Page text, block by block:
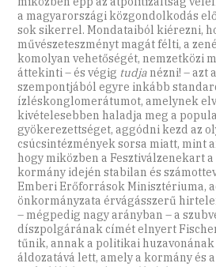
a magyarországi közgondolkodás
sok sikerrel. Mondataiból kiérezni,
művészeteszményt magát félti, a
komolyan vehetőségét, nemzetközi
áttekinti – és végig tudjanézni! – azt
szempontjából egyre inkább
ízléskonglomerátumot, amelynek
kivételesebben haladja meg a
gyökerezettséget, aggódni kezd az
csúcsintézmények sorsa miatt, mint
hogy miközben a Fesztiválzenekart
kormány idején stabilan és
Emberi Erőforrások Minisztériuma,
önkormányzata érvágásszerű
– mégpedig nagy arányban – a
díszpolgárának címét elnyert
tűnik, annak a politikai
áldozatává lett, amely a kormány és